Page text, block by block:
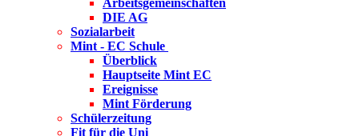
Arbeitsgemeinschaften
DIE AG
Sozialarbeit
Mint - EC Schule
Überblick
Hauptseite Mint EC
Ereignisse
Mint Förderung
Schülerzeitung
Fit für die Uni